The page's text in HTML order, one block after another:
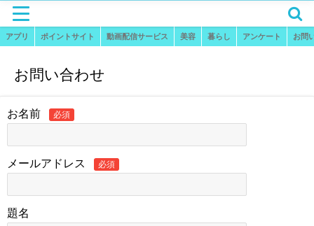
アプリ ポイントサイト 動画配信サービス 美容 暮らし アンケート お問
お問い合わせ
お名前 必須
メールアドレス 必須
題名